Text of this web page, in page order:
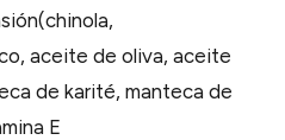
aceite de oliva, aceite
de karité, manteca de
E